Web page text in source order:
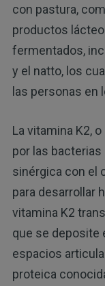
con pastura,
productos
fermentados,
y el natto, los
las personas en
La vitamina K2,
por las
sinérgica con el
para desarrollar
vitamina K2
que se deposite
espacios
proteica